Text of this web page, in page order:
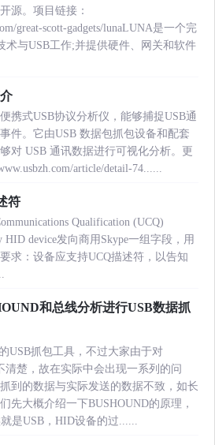
源。项目链接：
great-scott-gadgets/lunaLUNA是一个完
术与USB工作;并提供硬件、网关和软件
携式USB协议分析仪，能够捕捉USB通
件。它由USB 数据包抓包设备和配套
对 USB 通讯数据进行可视化分析。更
article/detail-74......
符
Qualification (UCQ)
HID device发向商用Skype一组字段，用
求：设备应支持UCQ描述符，以告知
和总线分析进行USB数据抓
USB抓包工具，不过大家由于对
清楚，故在实际中会出现一系列的问
到的数据与实际发送的数据不致，如长
先大概介绍一下BUSHOUND的原理，
是USB，HID设备的过......